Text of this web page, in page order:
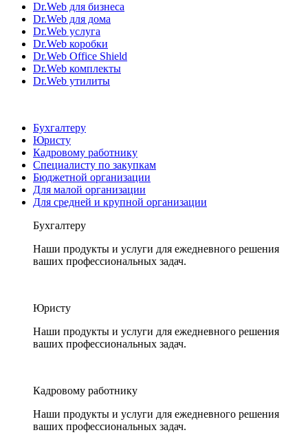
Dr.Web для бизнеса
Dr.Web для дома
Dr.Web услуга
Dr.Web коробки
Dr.Web Office Shield
Dr.Web комплекты
Dr.Web утилиты
Бухгалтеру
Юристу
Кадровому работнику
Специалисту по закупкам
Бюджетной организации
Для малой организации
Для средней и крупной организации
Бухгалтеру
Наши продукты и услуги для ежедневного решения
ваших профессиональных задач.
Юристу
Наши продукты и услуги для ежедневного решения
ваших профессиональных задач.
Кадровому работнику
Наши продукты и услуги для ежедневного решения
ваших профессиональных задач.